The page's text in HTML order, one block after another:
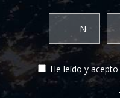
He leído y acepto